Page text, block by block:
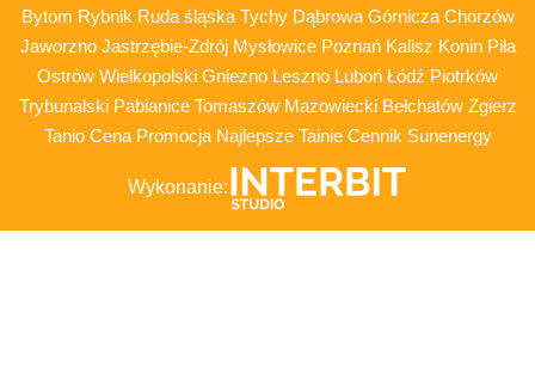
Bytom Rybnik Ruda śląska Tychy Dąbrowa Górnicza Chorzów
Jaworzno Jastrzębie-Zdrój Mysłowice Poznań Kalisz Konin Piła
Ostrów Wielkopolski Gniezno Leszno Luboń Łódź Piotrków
Trybunalski Pabianice Tomaszów Mazowiecki Bełchatów Zgierz
Tanio Cena Promocja Najlepsze Tainie Cennik Sunenergy
Wykonanie: